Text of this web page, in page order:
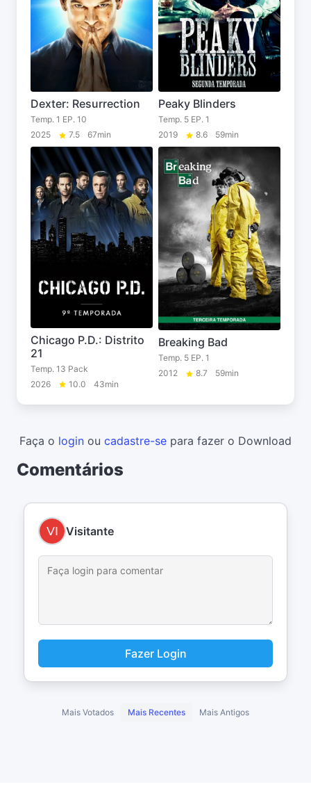
Dexter: Resurrection
Temp. 1 EP. 10
2025
7.5 67min
Peaky Blinders
Temp. 5 EP. 1
2019
8.6 59min
Chicago P.D.: Distrito
21
Temp. 13 Pack
2026
10.0 43min
Breaking Bad
Temp. 5 EP. 1
2012
8.7 59min
Faça o login ou cadastre-se para fazer o Download
Comentários
Visitante
Fazer Login
Mais Votados Mais Recentes Mais Antigos